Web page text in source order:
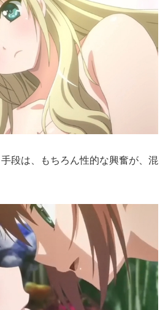
段は、もちろん性的な興奮が、混